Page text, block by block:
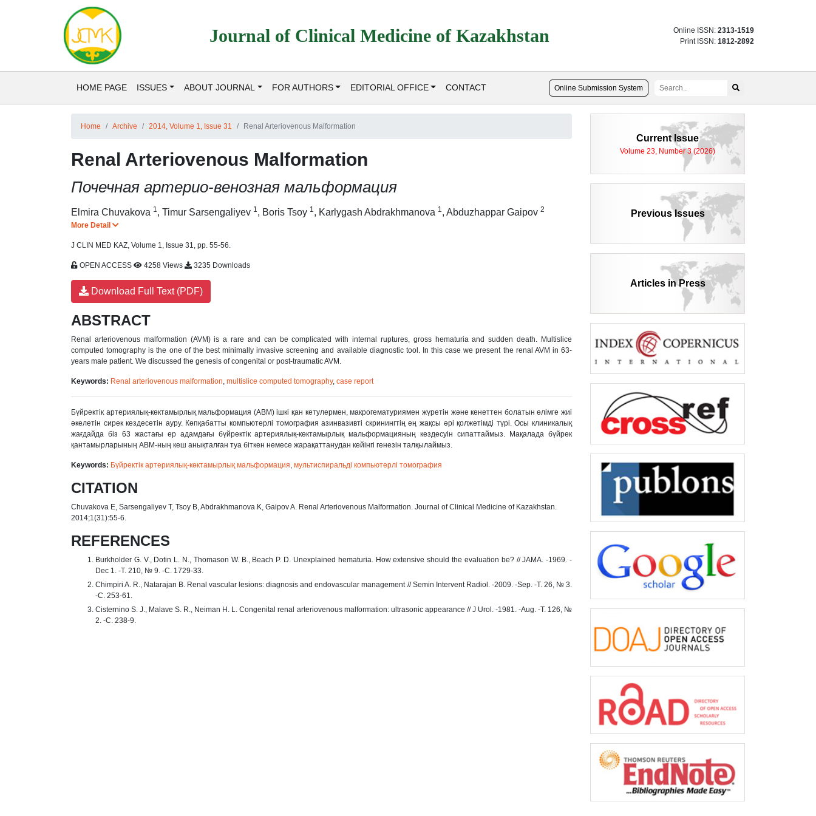
Journal of Clinical Medicine of Kazakhstan Online ISSN: 2313-1519
Print ISSN: 1812-2892
HOME PAGE ISSUES ABOUT JOURNAL FOR AUTHORS EDITORIAL OFFICE CONTACT Online Submission System
Home Archive 2014, Volume 1, Issue 31 Renal Arteriovenous Malformation
Renal Arteriovenous Malformation
Почечная артерио-венозная мальформация
Elmira Chuvakova 1, Timur Sarsengaliyev 1, Boris Tsoy 1, Karlygash Abdrakhmanova 1, Abduzhappar Gaipov 2
More Detail
J CLIN MED KAZ, Volume 1, Issue 31, pp. 55-56.
OPEN ACCESS 4258 Views 3235 Downloads
Download Full Text (PDF)
ABSTRACT
Renal arteriovenous malformation (AVM) is a rare and can be complicated with internal ruptures, gross hematuria and sudden death. Multislice
computed tomography is the one of the best minimally invasive screening and available diagnostic tool. In this case we present the renal AVM in 63-
years male patient. We discussed the genesis of congenital or post-traumatic AVM.
Keywords: Renal arteriovenous malformation, multislice computed tomography, case report
Бүйректік артериялық-көктамырлық мальформация (АВМ) ішкі қан кетулермен, макрогематуриямен жүретін жəне кенеттен болатын өлімге жиі
əкелетін сирек кездесетін ауру. Көпқабатты компьютерлі томография азинвазивті скринингтің ең жақсы əрі қолжетімді түрі. Осы клиникалық
жағдайда біз 63 жастағы ер адамдағы бүйректік артериялық-көктамырлық мальформацияның кездесуін сипаттаймыз. Мақалада бүйрек
қантамырларының АВМ-ның кеш анықталған туа біткен немесе жарақаттанудан кейінгі генезін талқылаймыз.
Keywords: Бүйректік артериялық-көктамырлық мальформация, мультиспиральді компьютерлі томография
CITATION
Chuvakova E, Sarsengaliyev T, Tsoy B, Abdrakhmanova K, Gaipov A. Renal Arteriovenous Malformation. Journal of Clinical Medicine of Kazakhstan.
2014;1(31):55-6.
REFERENCES
Burkholder G. V., Dotin L. N., Thomason W. B., Beach P. D. Unexplained hematuria. How extensive should the evaluation be? // JAMA. -1969. -
Dec 1. -T. 210, № 9. -C. 1729-33.
Chimpiri A. R., Natarajan B. Renal vascular lesions: diagnosis and endovascular management // Semin Intervent Radiol. -2009. -Sep. -T. 26, № 3.
-C. 253-61.
Cisternino S. J., Malave S. R., Neiman H. L. Congenital renal arteriovenous malformation: ultrasonic appearance // J Urol. -1981. -Aug. -T. 126, №
2. -C. 238-9.
Current Issue
Volume 23, Number 3 (2026)
Previous Issues
Articles in Press